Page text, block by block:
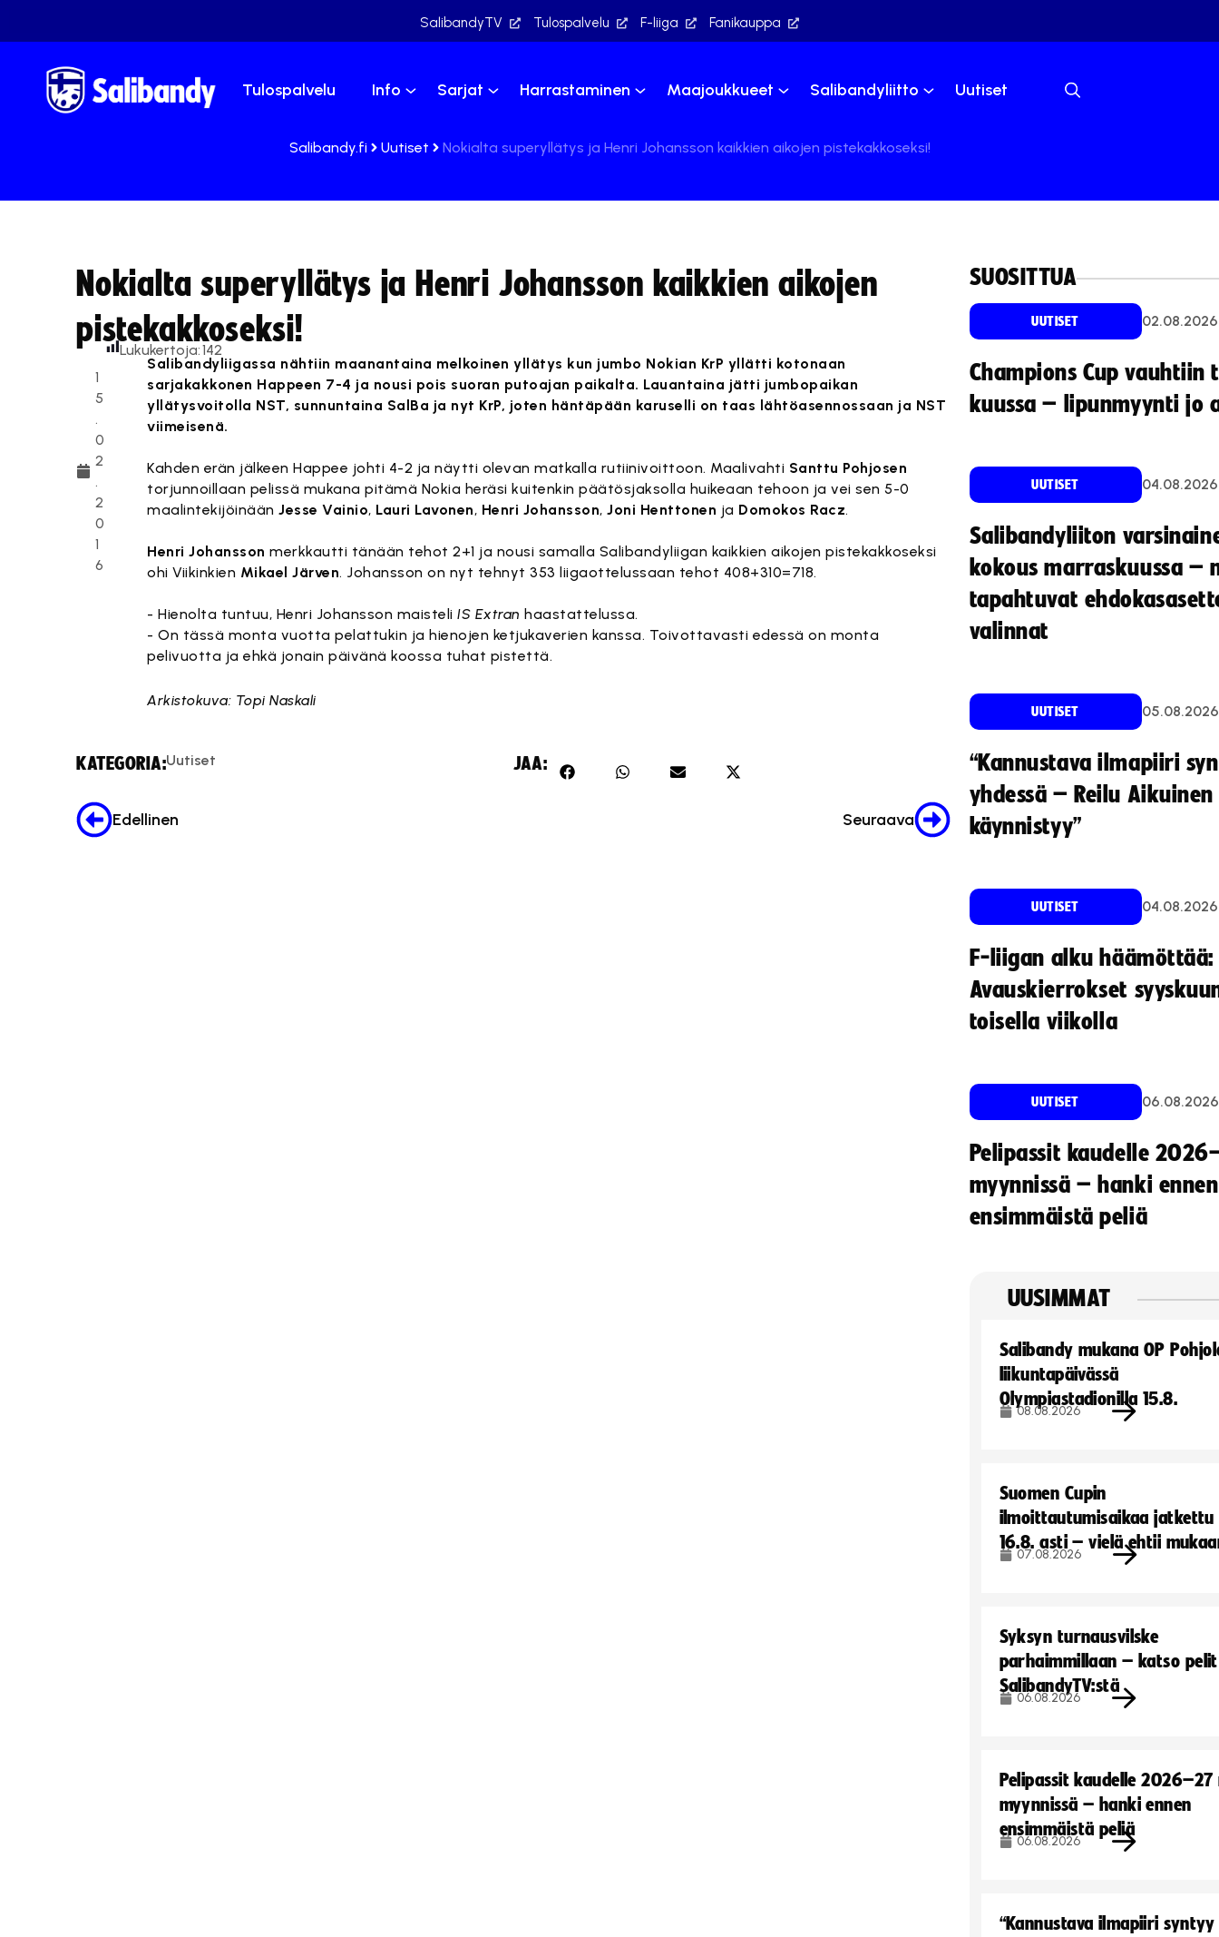
SalibandyTV Tulospalvelu F-liiga Fanikauppa
Tulospalvelu Info Sarjat Harrastaminen Maajoukkueet Salibandyliitto Uutiset
Salibandy.fi Uutiset Nokialta superyllätys ja Henri Johansson kaikkien aikojen pistekakkoseksi!
Nokialta superyllätys ja Henri Johansson kaikkien aikojen
pistekakkoseksi!
1
5
.
0
2
.
2
0
1
6
Lukukertoja:142
Salibandyliigassa nähtiin maanantaina melkoinen yllätys kun jumbo Nokian KrP yllätti kotonaan
sarjakakkonen Happeen 7-4 ja nousi pois suoran putoajan paikalta. Lauantaina jätti jumbopaikan
yllätysvoitolla NST, sunnuntaina SalBa ja nyt KrP, joten häntäpään karuselli on taas lähtöasennossaan ja NST
viimeisenä.
Kahden erän jälkeen Happee johti 4-2 ja näytti olevan matkalla rutiinivoittoon. Maalivahti Santtu Pohjosen
torjunnoillaan pelissä mukana pitämä Nokia heräsi kuitenkin päätösjaksolla huikeaan tehoon ja vei sen 5-0
maalintekijöinäänJesse Vainio, Lauri Lavonen, Henri Johansson,Joni Henttonen ja Domokos Racz.
Henri Johansson merkkautti tänään tehot 2+1 ja nousi samalla Salibandyliigan kaikkien aikojen pistekakkoseksi
ohi Viikinkien Mikael Järven. Johansson on nyt tehnyt 353 liigaottelussaan tehot 408+310=718.
- Hienolta tuntuu, Henri Johansson maisteliIS Extran haastattelussa.
- On tässä monta vuotta pelattukin ja hienojen ketjukaverien kanssa. Toivottavasti edessä on monta
pelivuotta ja ehkä jonain päivänä koossa tuhat pistettä.
Arkistokuva: Topi Naskali
KATEGORIA:Uutiset JAA:
Edellinen Seuraava
SUOSITTUA
UUTISET 02.08.2026
Champions Cup vauhtiin
kuussa – lipunmyynti jo
UUTISET 04.08.2026
Salibandyliiton
kokous marraskuussa –
tapahtuvat
valinnat
UUTISET 05.08.2026
“Kannustava ilmapiiri
yhdessä – Reilu
käynnistyy”
UUTISET 04.08.2026
F-liigan alku häämöttää:
Avauskierrokset
toisella viikolla
UUTISET 06.08.2026
Pelipassit kaudelle
myynnissä – hanki ennen
ensimmäistä peliä
UUSIMMAT
Salibandy mukana OP
liikuntapäivässä
Olympiastadionilla 15.8.
08.08.2026
Suomen Cupin
ilmoittautumisaikaa jatkettu
16.8. asti – vielä ehtii
07.08.2026
Syksyn turnausvilske
parhaimmillaan – katso pelit
SalibandyTV:stä
06.08.2026
Pelipassit kaudelle
myynnissä – hanki ennen
ensimmäistä peliä
06.08.2026
“Kannustava ilmapiiri syntyy